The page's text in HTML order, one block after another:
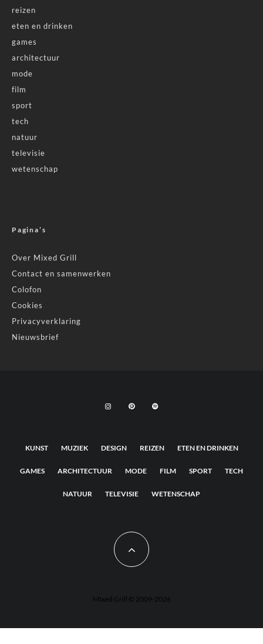
reizen
eten en drinken
games
architectuur
mode
film
sport
tech
natuur
televisie
wetenschap
Pagina’s
Over Mixed Grill
Contact en samenwerken
Colofon
Cookies
Privacyverklaring
Nieuwsbrief
KUNST MUZIEK DESIGN REIZEN ETEN EN DRINKEN
GAMES ARCHITECTUUR MODE FILM SPORT TECH
NATUUR TELEVISIE WETENSCHAP
MIxed Grill © 2009-2026